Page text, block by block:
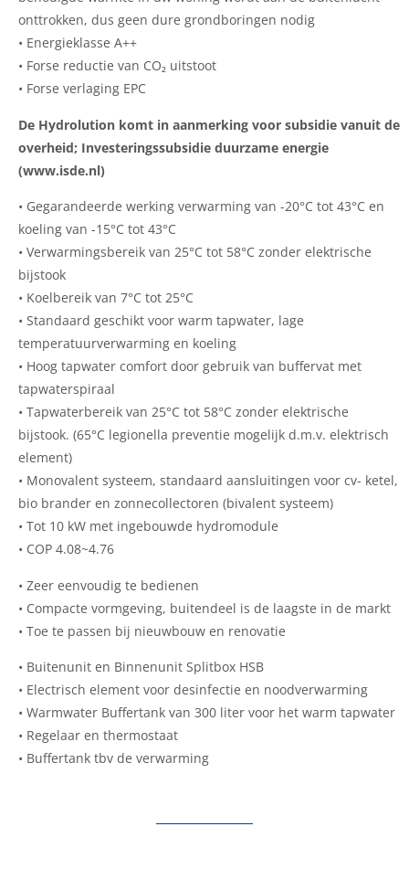
onttrokken, dus geen dure grondboringen nodig
• Energieklasse A++
• Forse reductie van CO₂ uitstoot
• Forse verlaging EPC
De Hydrolution komt in aanmerking voor subsidie vanuit de
overheid; Investeringssubsidie duurzame energie
(www.isde.nl)
• Gegarandeerde werking verwarming van -20°C tot 43°C en
koeling van -15°C tot 43°C
• Verwarmingsbereik van 25°C tot 58°C zonder elektrische
bijstook
• Koelbereik van 7°C tot 25°C
• Standaard geschikt voor warm tapwater, lage
temperatuurverwarming en koeling
• Hoog tapwater comfort door gebruik van buffervat met
tapwaterspiraal
• Tapwaterbereik van 25°C tot 58°C zonder elektrische
bijstook. (65°C legionella preventie mogelijk d.m.v. elektrisch
element)
• Monovalent systeem, standaard aansluitingen voor cv- ketel,
bio brander en zonnecollectoren (bivalent systeem)
• Tot 10 kW met ingebouwde hydromodule
• COP 4.08~4.76
• Zeer eenvoudig te bedienen
• Compacte vormgeving, buitendeel is de laagste in de markt
• Toe te passen bij nieuwbouw en renovatie
• Buitenunit en Binnenunit Splitbox HSB
• Electrisch element voor desinfectie en noodverwarming
• Warmwater Buffertank van 300 liter voor het warm tapwater
• Regelaar en thermostaat
• Buffertank tbv de verwarming